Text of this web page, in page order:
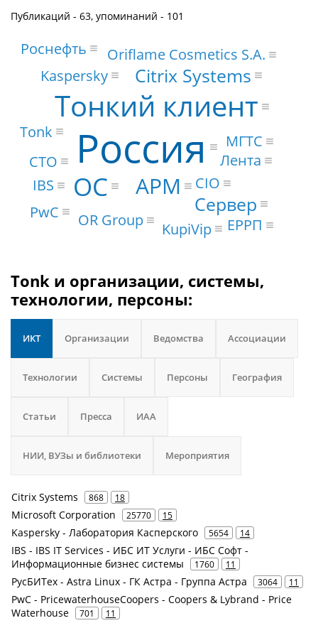
Публикаций - 63, упоминаний - 101
Россия
Тонкий клиент
ОС АРМ
Сервер
Citrix Systems
Kaspersky
Tonk
CTO
CIO
IBS
PwC
OR Group KupiVip
Oriflame Cosmetics S.A.
Лента
Роснефть
МГТС
ЕРРП
Tonk и организации, системы,
технологии, персоны:
ИКТ Организации Ведомства Ассоциации
Технологии Системы Персоны География
Статьи Пресса ИАА
НИИ, ВУЗы и библиотеки Мероприятия
Citrix Systems 868 18
Microsoft Corporation 25770 15
Kaspersky - Лаборатория Касперского 5654 14
IBS - IBS IT Services - ИБС ИТ Услуги - ИБС Софт -
Информационные бизнес системы
1760 11
РусБИТех - Astra Linux - ГК Астра - Группа Астра 3064 11
PwC - PricewaterhouseCoopers - Coopers & Lybrand - Price
Waterhouse
701 11